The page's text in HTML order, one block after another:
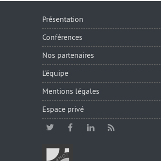
Présentation
Conférences
Nos partenaires
L’équipe
Mentions légales
Espace privé